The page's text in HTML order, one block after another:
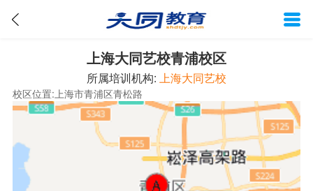
上海大同艺校青浦校区
所属培训机构: 上海大同艺校
校区位置:上海市青浦区青松路